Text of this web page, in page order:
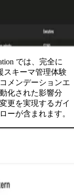
では、完全に
スキーマ管理体験
メンデーションエ
化された影響分
更を実現するガイ
ーが含まれます。